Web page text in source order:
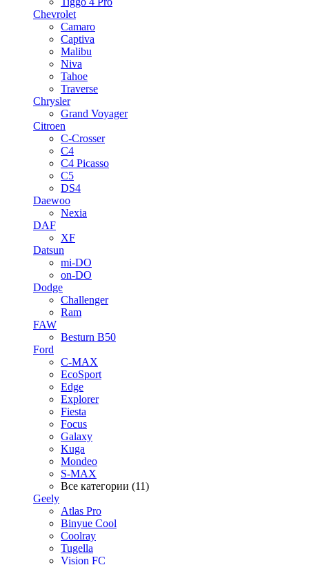
Chevrolet
Camaro
Captiva
Malibu
Niva
Tahoe
Traverse
Chrysler
Grand Voyager
Citroen
C-Crosser
C4
C4 Picasso
C5
DS4
Daewoo
Nexia
DAF
XF
Datsun
mi-DO
on-DO
Dodge
Challenger
Ram
FAW
Besturn B50
Ford
C-MAX
EcoSport
Edge
Explorer
Fiesta
Focus
Galaxy
Kuga
Mondeo
S-MAX
Все категории (11)
Geely
Atlas Pro
Binyue Cool
Coolray
Tugella
Vision FC